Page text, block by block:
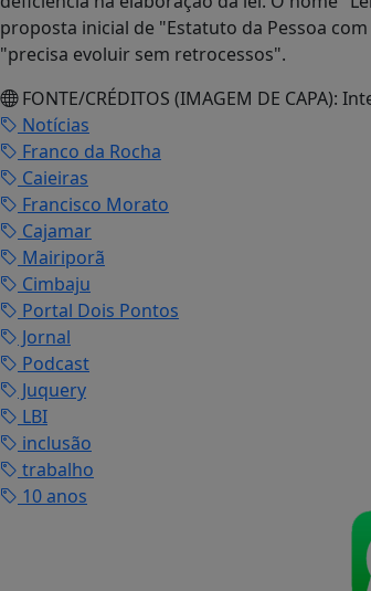
proposta inicial de "Estatuto da Pessoa
"precisa evoluir sem retrocessos".
FONTE/CRÉDITOS (IMAGEM DE CAPA):
Notícias
Franco da Rocha
Caieiras
Francisco Morato
Cajamar
Mairiporã
Cimbaju
Portal Dois Pontos
Jornal
Podcast
Juquery
LBI
inclusão
trabalho
10 anos